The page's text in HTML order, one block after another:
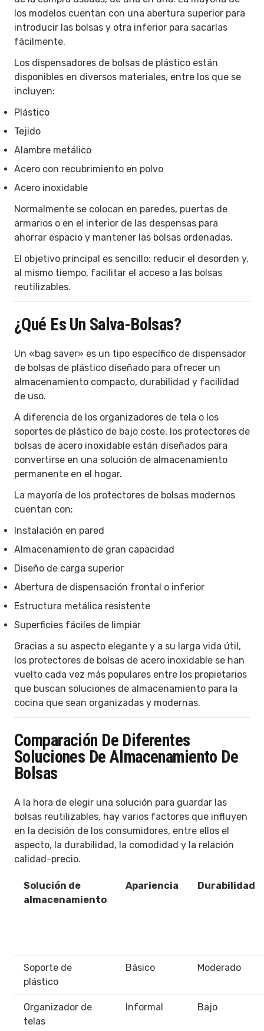
los modelos cuentan con una abertura superior para
introducir las bolsas y otra inferior para sacarlas
fácilmente.
Los dispensadores de bolsas de plástico están
disponibles en diversos materiales, entre los que se
incluyen:
Plástico
Tejido
Alambre metálico
Acero con recubrimiento en polvo
Acero inoxidable
Normalmente se colocan en paredes, puertas de
armarios o en el interior de las despensas para
ahorrar espacio y mantener las bolsas ordenadas.
El objetivo principal es sencillo: reducir el desorden y,
al mismo tiempo, facilitar el acceso a las bolsas
reutilizables.
¿Qué Es Un Salva-Bolsas?
Un «bag saver» es un tipo específico de dispensador
de bolsas de plástico diseñado para ofrecer un
almacenamiento compacto, durabilidad y facilidad
de uso.
A diferencia de los organizadores de tela o los
soportes de plástico de bajo coste, los protectores de
bolsas de acero inoxidable están diseñados para
convertirse en una solución de almacenamiento
permanente en el hogar.
La mayoría de los protectores de bolsas modernos
cuentan con:
Instalación en pared
Almacenamiento de gran capacidad
Diseño de carga superior
Abertura de dispensación frontal o inferior
Estructura metálica resistente
Superficies fáciles de limpiar
Gracias a su aspecto elegante y a su larga vida útil,
los protectores de bolsas de acero inoxidable se han
vuelto cada vez más populares entre los propietarios
que buscan soluciones de almacenamiento para la
cocina que sean organizadas y modernas.
Comparación De Diferentes
Soluciones De Almacenamiento De
Bolsas
A la hora de elegir una solución para guardar las
bolsas reutilizables, hay varios factores que influyen
en la decisión de los consumidores, entre ellos el
aspecto, la durabilidad, la comodidad y la relación
calidad-precio.
Solución de
almacenamiento
Apariencia Durabilidad
Soporte de
plástico
Básico Moderado
Organizador de
telas
Informal Bajo